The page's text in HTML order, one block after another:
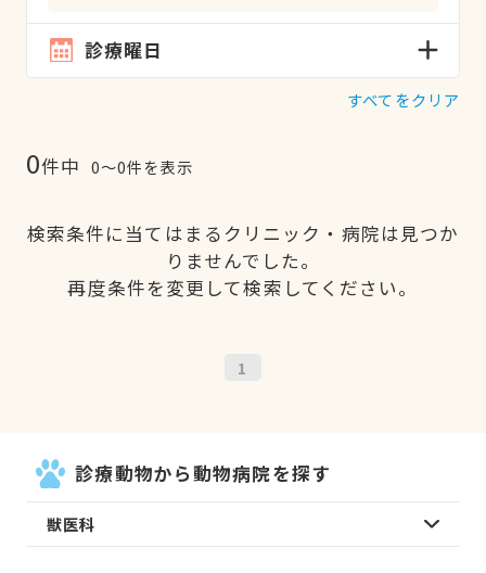
診療曜日
すべてをクリア
0件中 0〜0件を表示
検索条件に当てはまるクリニック・病院は見つか
りませんでした。
再度条件を変更して検索してください。
1
診療動物から動物病院を探す
獣医科